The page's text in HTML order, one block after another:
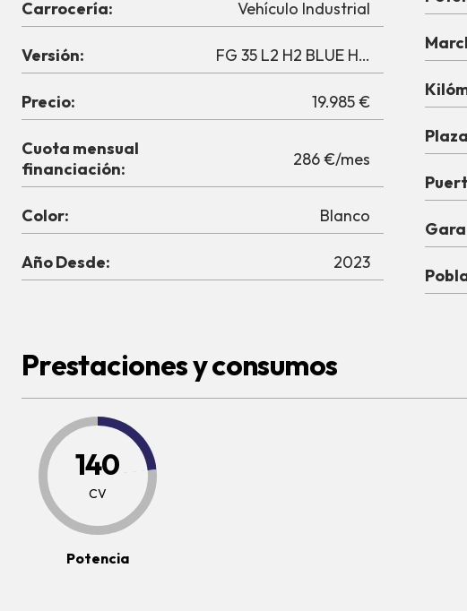
Carrocería: Vehículo Industrial
Versión: FG 35 L2 H2 BLUE HDI 140 CV
Precio: 19.985 €
Cuota mensual
financiación:
286 €/mes
Color: Blanco
Año Desde: 2023
Prestaciones y consumos
140
CV
Potencia